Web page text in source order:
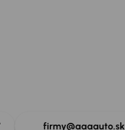
firmy@aaaauto.sk